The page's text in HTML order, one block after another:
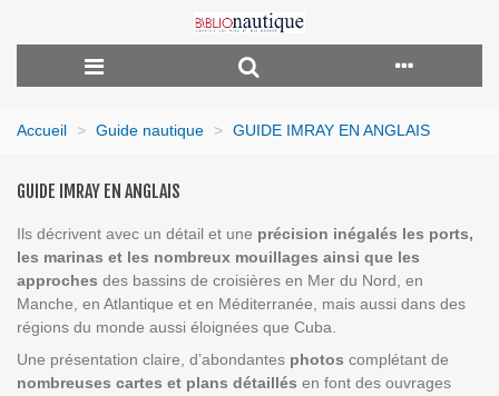
Accueil > Guide nautique > GUIDE IMRAY EN ANGLAIS
GUIDE IMRAY EN ANGLAIS
Ils décrivent avec un détail et une précision inégalés les ports,
les marinas et les nombreux mouillages ainsi que les
approches des bassins de croisières en Mer du Nord, en
Manche, en Atlantique et en Méditerranée, mais aussi dans des
régions du monde aussi éloignées que Cuba.
Une présentation claire, d’abondantes photos complétant de
nombreuses cartes et plans détaillés en font des ouvrages